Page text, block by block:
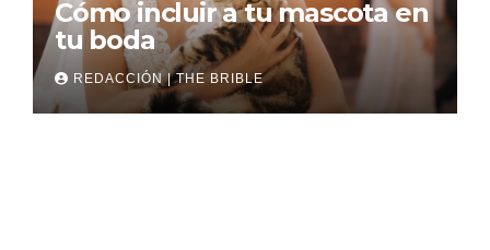
Cómo incluir a tu mascota en
tu boda
REDACCIÓN | THE BRIBLE